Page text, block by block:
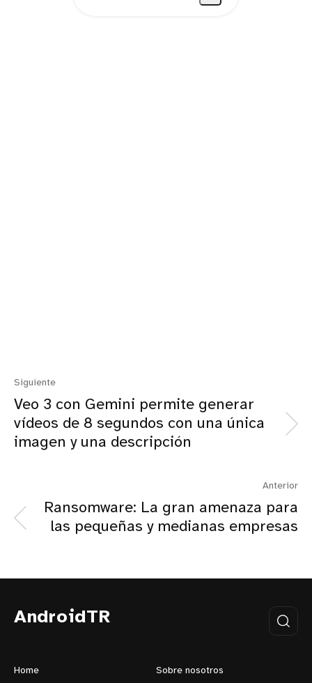
Siguiente
Veo 3 con Gemini permite generar
vídeos de 8 segundos con una única
imagen y una descripción
Anterior
Ransomware: La gran amenaza para
las pequeñas y medianas empresas
AndroidTR
Home Sobre nosotros